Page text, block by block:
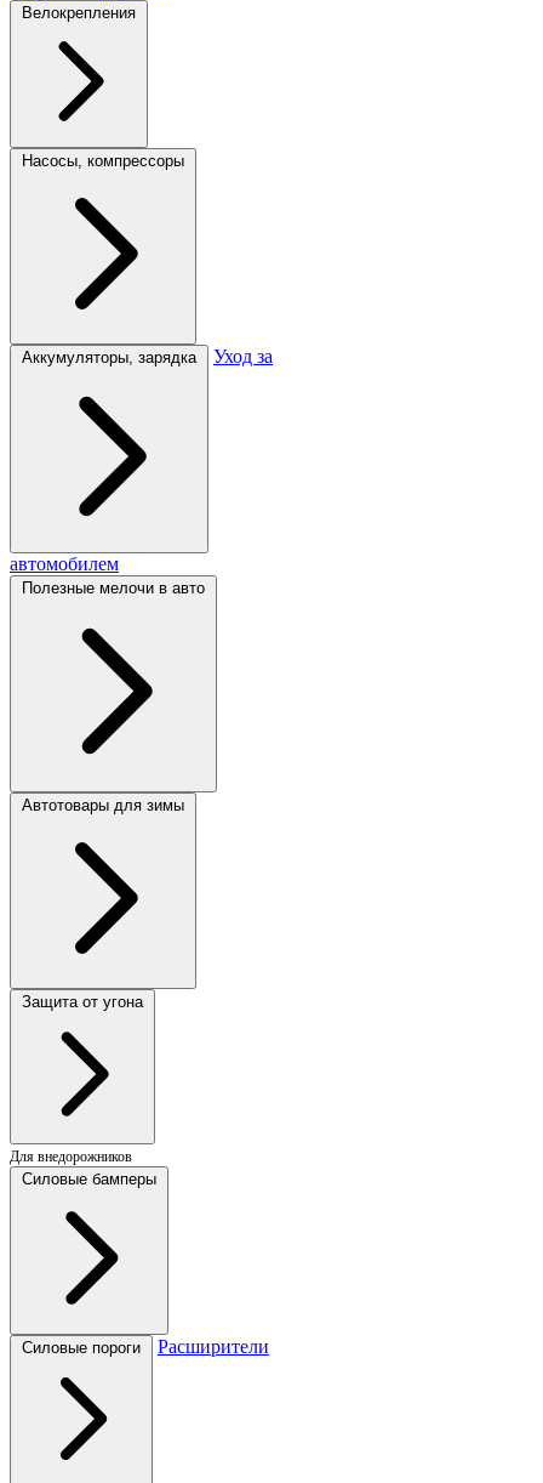
Велокрепления
Насосы, компрессоры
Аккумуляторы, зарядка Уход за
автомобилем
Полезные мелочи в авто
Автотовары для зимы
Защита от угона
Для внедорожников
Силовые бамперы
Силовые пороги Расширители